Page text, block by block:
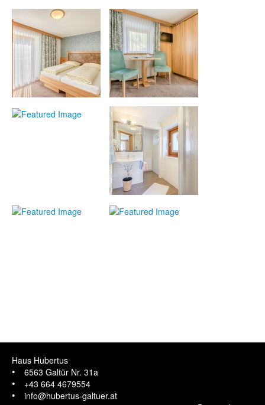
WOHNUNG ZEINIS
Haus Hubertus
6563 Galtür Nr. 31a
+43 664 4679554
info@hubertus-galtuer.at